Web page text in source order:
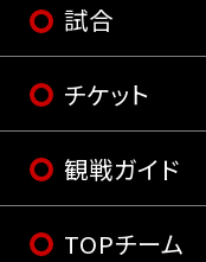
試合
チケット
観戦ガイド
TOPチーム